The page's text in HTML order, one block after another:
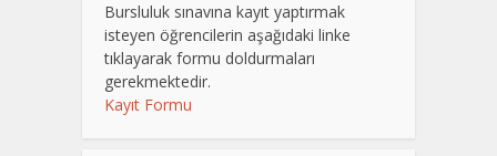
Bursluluk sınavına kayıt yaptırmak
isteyen öğrencilerin aşağıdaki linke
tıklayarak formu doldurmaları
gerekmektedir.
Kayıt Formu